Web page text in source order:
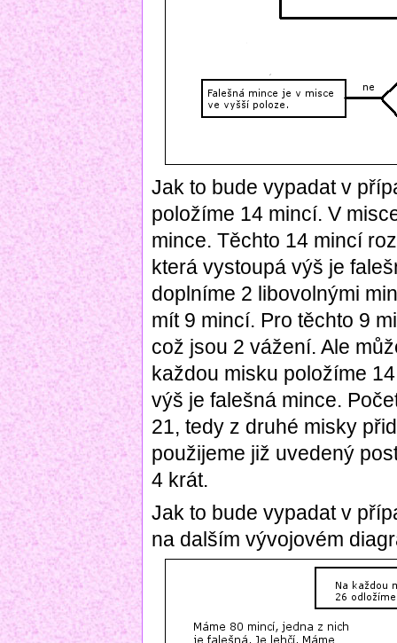
Jak to bude vypadat v
položíme 14 mincí. V
mince. Těchto 14 mincí
která vystoupá výš je
doplníme 2 libovolnými
mít 9 mincí. Pro těchto 9
což jsou 2 vážení. Ale
každou misku položíme
výš je falešná mince.
21, tedy z druhé misky
použijeme již uvedený
4 krát.
Jak to bude vypadat v
na dalším vývojovém